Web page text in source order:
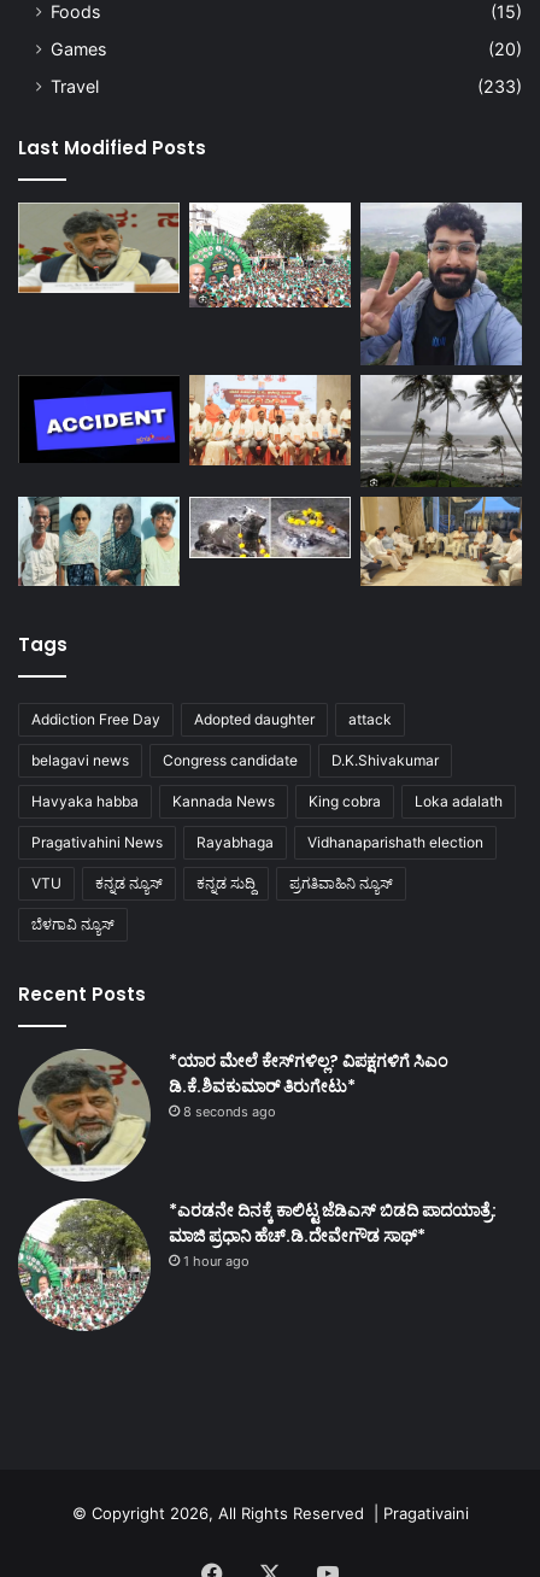
Foods
(15)
Games
(20)
Travel
(233)
Last Modified Posts
Tags
Addiction Free Day Adopted daughter attack
belagavi news Congress candidate D.K.Shivakumar
Havyaka habba Kannada News King cobra Loka adalath
Pragativahini News Rayabhaga Vidhanaparishath election
VTU ಕನ್ನಡ ನ್ಯೂಸ್ ಕನ್ನಡ ಸುದ್ದಿ ಪ್ರಗತಿವಾಹಿನಿ ನ್ಯೂಸ್
ಬೆಳಗಾವಿ ನ್ಯೂಸ್
Recent Posts
*ಯಾರ ಮೇಲೆ ಕೇಸ್‌ಗಳಿಲ್ಲ? ವಿಪಕ್ಷಗಳಿಗೆ ಸಿಎಂ
ಡಿ.ಕೆ.ಶಿವಕುಮಾರ್ ತಿರುಗೇಟು*
8 seconds ago
*ಎರಡನೇ ದಿನಕ್ಕೆ ಕಾಲಿಟ್ಟ ಜೆಡಿಎಸ್ ಬಿಡದಿ ಪಾದಯಾತ್ರೆ:
ಮಾಜಿ ಪ್ರಧಾನಿ ಹೆಚ್.ಡಿ.ದೇವೇಗೌಡ ಸಾಥ್*
1 hour ago
© Copyright 2026, All Rights Reserved | Pragativaini
Facebook YouTube